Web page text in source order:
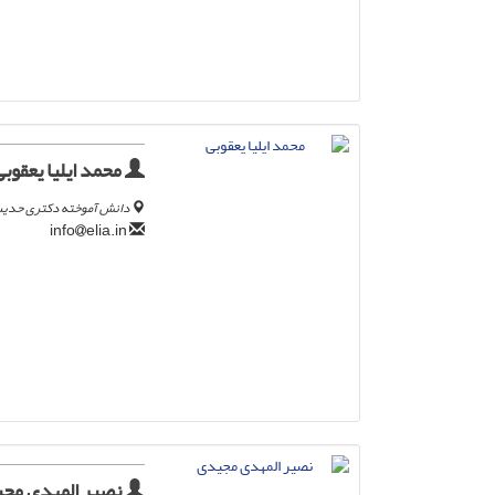
محمد ایلیا
دانش آموخته دکتری
elia.in